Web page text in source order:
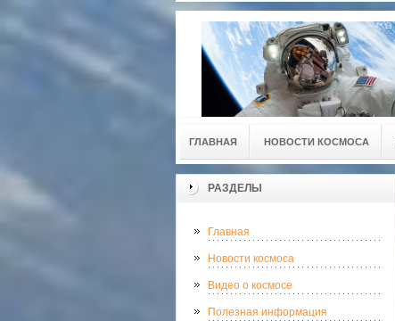
ГЛАВНАЯ НОВОСТИ КОСМОСА
РАЗДЕЛЫ
Главная
Новости космоса
Видео о космосе
Полезная информация